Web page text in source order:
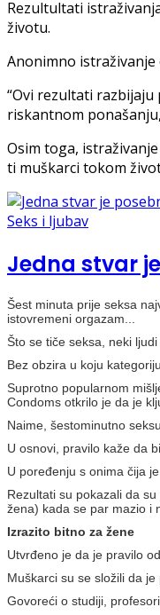
Rezultultati
životu.
Anonimno
“Ovi rezultati
riskantnom
Osim toga,
ti muškarci tokom
Seks i ljubav
Jedna stvar
Šest minuta prije seksa
istovremeni orgazam...
Što se tiče seksa, neki
Bez obzira u koju
Suprotno popularnom
Condoms otkrilo je da je
Naime, šestominutno
U osnovi, pravilo kaže da
U poređenju s onima čija
Rezultati su pokazali da
žena) kada se par mazio i
Izrazito bitno za žene
Utvrđeno je da je pravilo
Muškarci su se složili da
Govoreći o studiji,